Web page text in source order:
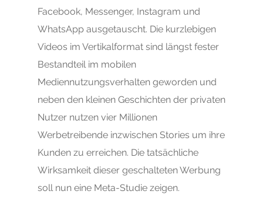
Facebook, Messenger, Instagram und
WhatsApp ausgetauscht. Die kurzlebigen
Videos im Vertikalformat sind längst fester
Bestandteil im mobilen
Mediennutzungsverhalten geworden und
neben den kleinen Geschichten der privaten
Nutzer nutzen vier Millionen
Werbetreibende inzwischen Stories um ihre
Kunden zu erreichen. Die tatsächliche
Wirksamkeit dieser geschalteten Werbung
soll nun eine Meta-Studie zeigen.